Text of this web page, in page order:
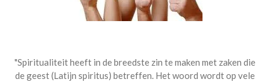
"Spiritualiteit heeft in de breedste zin te maken met zaken die
de geest (Latijn spiritus) betreffen. Het woord wordt op vele